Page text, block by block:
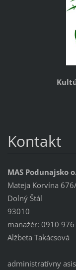
Kontakt
MAS Podunajsko
Mateja Korvína
Dolný Štál
93010
manažér: 0910
Alžbeta Takácsová
administratívny